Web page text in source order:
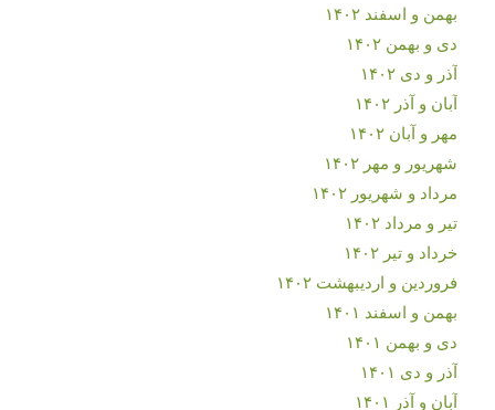
بهمن و اسفند ۱۴۰۲
دی و بهمن ۱۴۰۲
آذر و دی ۱۴۰۲
آبان و آذر ۱۴۰۲
مهر و آبان ۱۴۰۲
شهریور و مهر ۱۴۰۲
مرداد و شهریور ۱۴۰۲
تیر و مرداد ۱۴۰۲
خرداد و تیر ۱۴۰۲
فروردین و اردیبهشت ۱۴۰۲
بهمن و اسفند ۱۴۰۱
دی و بهمن ۱۴۰۱
آذر و دی ۱۴۰۱
آبان و آذر ۱۴۰۱